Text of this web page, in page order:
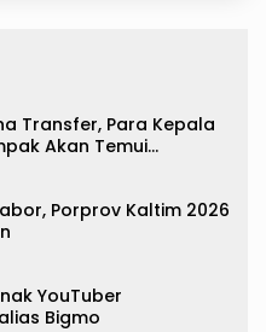
Transfer, Para Kepala
Akan Temui
Porprov Kaltim 2026
YouTuber
Bigmo